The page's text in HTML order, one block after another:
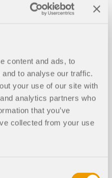
content and ads, to
to analyse our traffic.
your use of our site with
analytics partners who
that you’ve
collected from your use
предел пластической
с EN 1993-1-5
критерий для
конструкций,
выигрышем в
деформационного
устойчивости.
опор
стальн
НОВЫЕ